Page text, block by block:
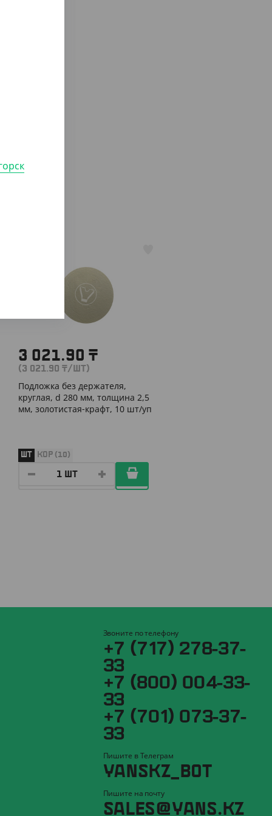
3 021.90 ₸
(3 021.90 ₸/ШТ)
Подложка без держателя,
круглая, d 280 мм, толщина 2,5
мм, золотистая-крафт, 10 шт/уп
ШТ КОР (10)
Звоните по телефону
+7 (717) 278-37-
33
+7 (800) 004-33-
33
+7 (701) 073-37-
33
Пишите в Телеграм
YANSKZ_BOT
Пишите на почту
SALES@YANS.KZ